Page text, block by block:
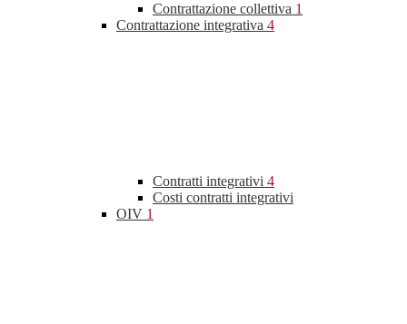
Contrattazione collettiva 1
Contrattazione integrativa 4
Contratti integrativi 4
Costi contratti integrativi
OIV 1